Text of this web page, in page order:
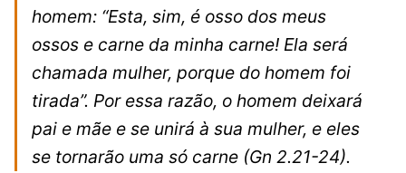
homem: “Esta, sim, é osso dos meus
ossos e carne da minha carne! Ela será
chamada mulher, porque do homem foi
tirada”. Por essa razão, o homem deixará
pai e mãe e se unirá à sua mulher, e eles
se tornarão uma só carne (Gn 2.21-24).